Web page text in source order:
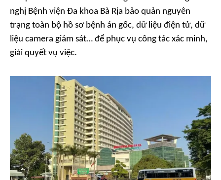
nghị Bệnh viện Đa khoa Bà Rịa bảo quản nguyên
trạng toàn bộ hồ sơ bệnh án gốc, dữ liệu điện tử, dữ
liệu camera giám sát… để phục vụ công tác xác minh,
giải quyết vụ việc.